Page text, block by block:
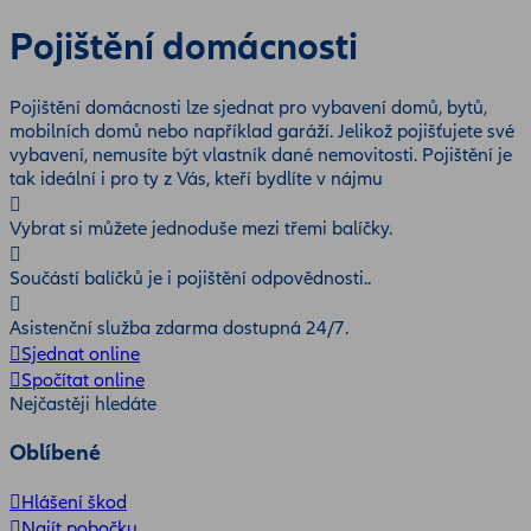
Pojištění domácnosti
Pojištění domácnosti lze sjednat pro vybavení domů, bytů,
mobilních domů nebo například garáží. Jelikož pojišťujete své
vybavení, nemusíte být vlastník dané nemovitosti. Pojištění je
tak ideální i pro ty z Vás, kteří bydlíte v nájmu
Vybrat si můžete jednoduše mezi třemi balíčky.
Součástí balíčků je i pojištění odpovědnosti..
Asistenční služba zdarma dostupná 24/7.
Sjednat online
Spočítat online
Nejčastěji hledáte
Oblíbené
Hlášení škod